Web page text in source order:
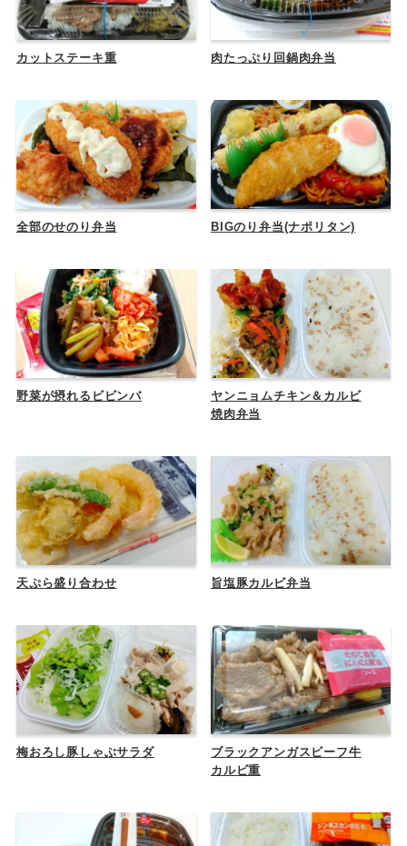
カットステーキ重 肉たっぷり回鍋肉弁当
全部のせのり弁当 BIGのり弁当(ナポリタン)
野菜が摂れるビビンバ
ヤンニョムチキン＆カルビ
焼肉弁当
天ぷら盛り合わせ 旨塩豚カルビ弁当
梅おろし豚しゃぶサラダ
ブラックアンガスビーフ牛
カルビ重